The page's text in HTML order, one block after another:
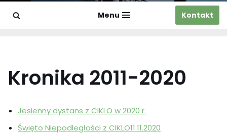
Menu Kontakt
Kronika 2011-2020
Jesienny dystans z CIKLO w 2020 r.
Święto Niepodległości z CIKLO11.11.2020